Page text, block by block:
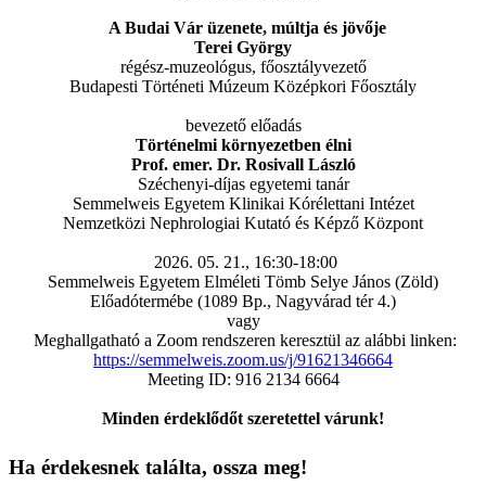
A Budai Vár üzenete, múltja és jövője
Terei György
régész-muzeológus, főosztályvezető
Budapesti Történeti Múzeum Középkori Főosztály
bevezető előadás
Történelmi környezetben élni
Prof. emer. Dr. Rosivall László
Széchenyi-díjas egyetemi tanár
Semmelweis Egyetem Klinikai Kórélettani Intézet
Nemzetközi Nephrologiai Kutató és Képző Központ
2026. 05. 21., 16:30-18:00
Semmelweis Egyetem Elméleti Tömb Selye János (Zöld)
Előadótermébe (1089 Bp., Nagyvárad tér 4.)
vagy
Meghallgatható a Zoom rendszeren keresztül az alábbi linken:
https://semmelweis.zoom.us/j/91621346664
Meeting ID: 916 2134 6664
Minden érdeklődőt szeretettel várunk!
Ha érdekesnek találta, ossza meg!